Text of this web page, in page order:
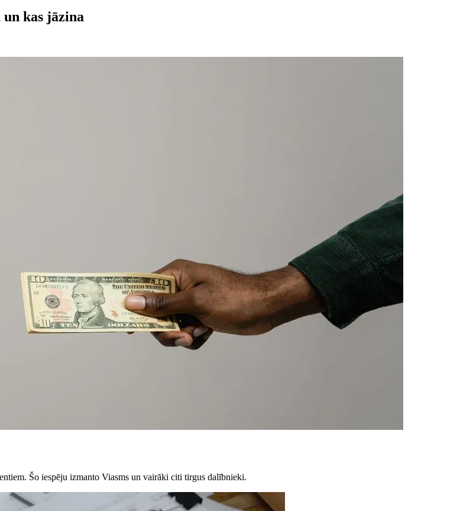
kas jāzina
Šo iespēju izmanto Viasms un vairāki citi tirgus dalībnieki.